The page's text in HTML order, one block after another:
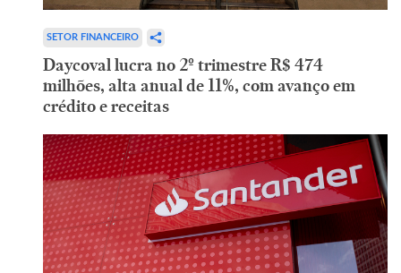
SETOR FINANCEIRO
Daycoval lucra no 2º trimestre R$ 474
milhões, alta anual de 11%, com avanço em
crédito e receitas